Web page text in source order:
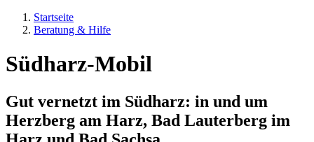
Pfadnavigation
Startseite
Beratung & Hilfe
Südharz-Mobil
Gut vernetzt im Südharz: in und um
Herzberg am Harz, Bad Lauterberg im